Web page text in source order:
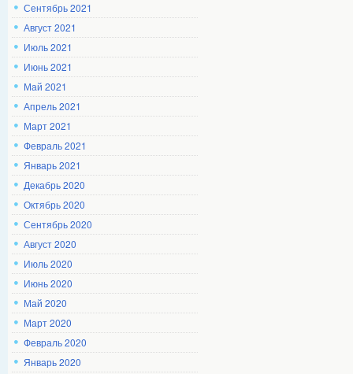
Сентябрь 2021
Август 2021
Июль 2021
Июнь 2021
Май 2021
Апрель 2021
Март 2021
Февраль 2021
Январь 2021
Декабрь 2020
Октябрь 2020
Сентябрь 2020
Август 2020
Июль 2020
Июнь 2020
Май 2020
Март 2020
Февраль 2020
Январь 2020